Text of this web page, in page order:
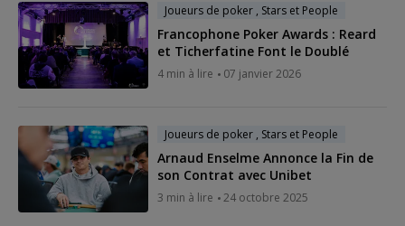
Joueurs de poker , Stars et People
Francophone Poker Awards : Reard
et Ticherfatine Font le Doublé
4 min à lire 07 janvier 2026
Joueurs de poker , Stars et People
Arnaud Enselme Annonce la Fin de
son Contrat avec Unibet
3 min à lire 24 octobre 2025